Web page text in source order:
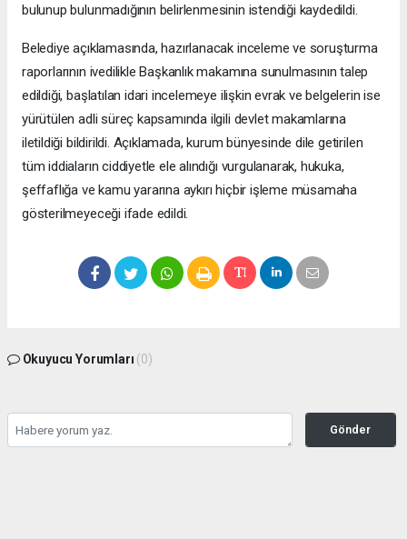
bulunup bulunmadığının belirlenmesinin istendiği kaydedildi.
Belediye açıklamasında, hazırlanacak inceleme ve soruşturma
raporlarının ivedilikle Başkanlık makamına sunulmasının talep
edildiği, başlatılan idari incelemeye ilişkin evrak ve belgelerin ise
yürütülen adli süreç kapsamında ilgili devlet makamlarına
iletildiği bildirildi. Açıklamada, kurum bünyesinde dile getirilen
tüm iddiaların ciddiyetle ele alındığı vurgulanarak, hukuka,
şeffaflığa ve kamu yararına aykırı hiçbir işleme müsamaha
gösterilmeyeceği ifade edildi.
Okuyucu Yorumları (0)
Gönder